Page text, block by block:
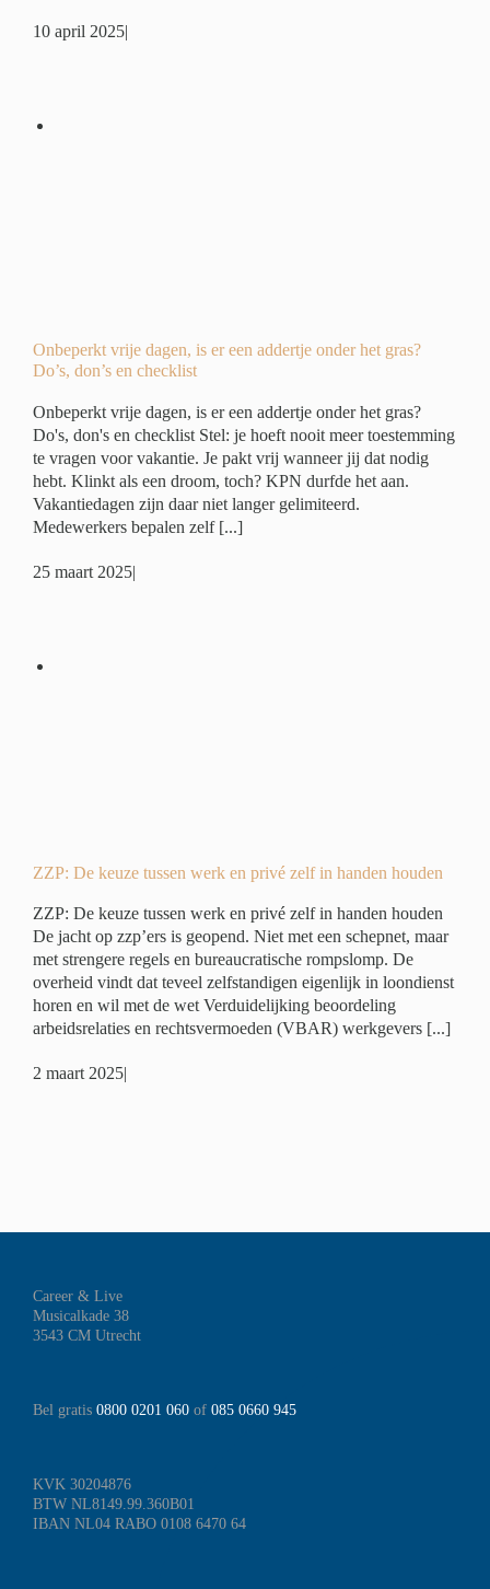
10 april 2025|
Onbeperkt vrije dagen, is er een addertje onder het gras?
Do’s, don’s en checklist
Onbeperkt vrije dagen, is er een addertje onder het gras?
Do's, don's en checklist Stel: je hoeft nooit meer toestemming
te vragen voor vakantie. Je pakt vrij wanneer jij dat nodig
hebt. Klinkt als een droom, toch? KPN durfde het aan.
Vakantiedagen zijn daar niet langer gelimiteerd.
Medewerkers bepalen zelf [...]
25 maart 2025|
ZZP: De keuze tussen werk en privé zelf in handen houden
ZZP: De keuze tussen werk en privé zelf in handen houden
De jacht op zzp’ers is geopend. Niet met een schepnet, maar
met strengere regels en bureaucratische rompslomp. De
overheid vindt dat teveel zelfstandigen eigenlijk in loondienst
horen en wil met de wet Verduidelijking beoordeling
arbeidsrelaties en rechtsvermoeden (VBAR) werkgevers [...]
2 maart 2025|
Career & Live
Musicalkade 38
3543 CM Utrecht
Bel gratis 0800 0201 060 of 085 0660 945
KVK 30204876
BTW NL8149.99.360B01
IBAN NL04 RABO 0108 6470 64